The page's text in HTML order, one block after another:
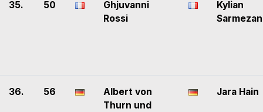
35. 50
Ghjuvanni
Rossi
Kylian
Sarmezan
36. 56
Albert von
Thurn und
Jara Hain